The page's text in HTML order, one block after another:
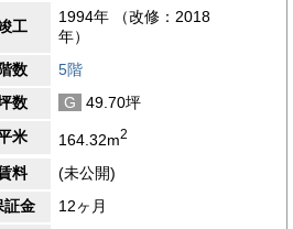
工
1994年 （改修：2018
年）
階数
5階
数
G
49.70坪
米
164.32m2
料
(未公開)
証金
12ヶ月